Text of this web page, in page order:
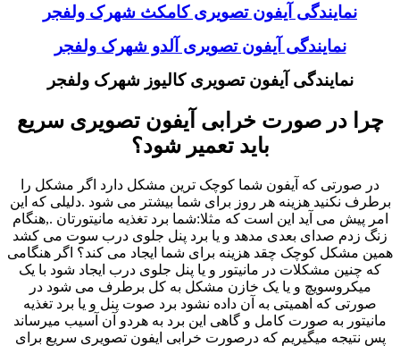
نمایندگی آیفون تصویری کامکث شهرک ولفجر
نمایندگی آیفون تصویری آلدو شهرک ولفجر
نمایندگی آیفون تصویری کالیوز شهرک ولفجر
چرا در صورت خرابی آیفون تصویری سریع
باید تعمیر شود؟
در صورتی که آیفون شما کوچک ترین مشکل دارد اگر مشکل را
برطرف نکنید هزینه هر روز برای شما بیشتر می شود .دلیلی که این
امر پیش می آید این است که مثلا:شما برد تغذیه مانیتورتان .,هنگام
زنگ زدم صدای بعدی مدهد و یا برد پنل جلوی درب سوت می کشد
همین مشکل کوچک چقد هزینه برای شما ایجاد می کند؟ اگر هنگامی
که چنین مشکلات در مانیتور و یا پنل جلوی درب ایجاد شود با یک
میکروسویچ و یا یک خازن مشکل به کل برطرف می شود در
صورتی که اهمیتی به آن داده نشود برد صوت پنل و یا برد تغذیه
مانیتور به صورت کامل و گاهی این برد به هردو آن آسیب میرساند
پس نتیجه میگیریم که درصورت خرابی ایفون تصویری سریع برای